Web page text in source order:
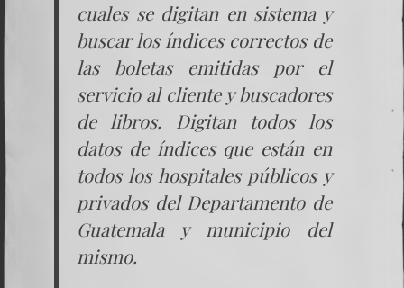
cuales se digitan en sistema y
buscar los índices correctos de
las boletas emitidas por el
servicio al cliente y buscadores
de libros. Digitan todos los
datos de índices que están en
todos los hospitales públicos y
privados del Departamento de
Guatemala y municipio del
mismo.